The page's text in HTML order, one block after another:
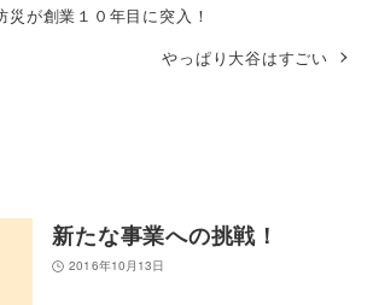
災が創業１０年目に突入！
やっぱり大谷はすごい
新たな事業への挑戦！
2016年10月13日